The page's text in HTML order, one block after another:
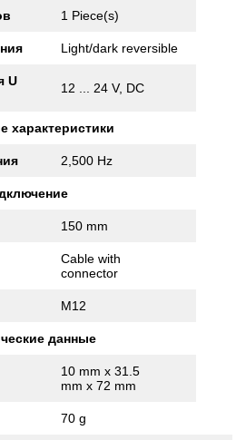
1 Piece(s)
Light/dark reversible
U
12 ... 24 V, DC
характеристики
2,500 Hz
150 mm
Cable with
connector
M12
данные
10 mm x 31.5
mm x 72 mm
70 g